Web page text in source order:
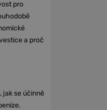
pro
a proč
jak se účinně